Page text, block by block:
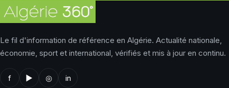
Le fil d'information de référence en Algérie. Actualité nationale,
économie, sport et international, vérifiés et mis à jour en continu.
f ▶ ◎ in